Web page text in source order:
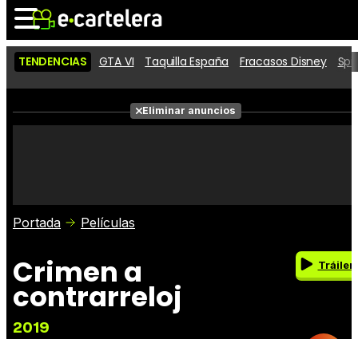
Noticias
Cartelera
Críticas
TENDENCIAS GTA VI Taquilla España Fracasos Disney
Eliminar anuncios
Portada Películas
Crimen a
contrarreloj
2019
Tráiler